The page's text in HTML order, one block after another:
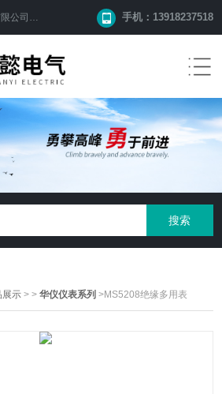
公司 网站！ 手机：13918237518
展示 >>华仪仪表系列 >MS5208绝缘多用表